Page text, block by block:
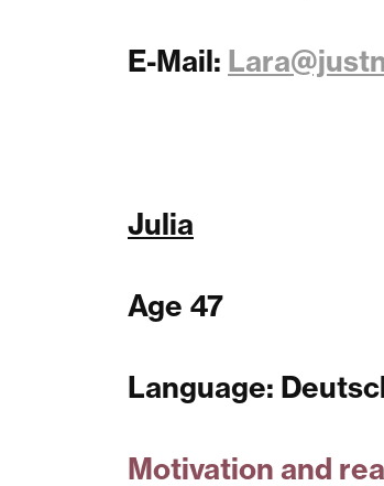
E-Mail:
Julia
Age 47
Language:
Motivation and